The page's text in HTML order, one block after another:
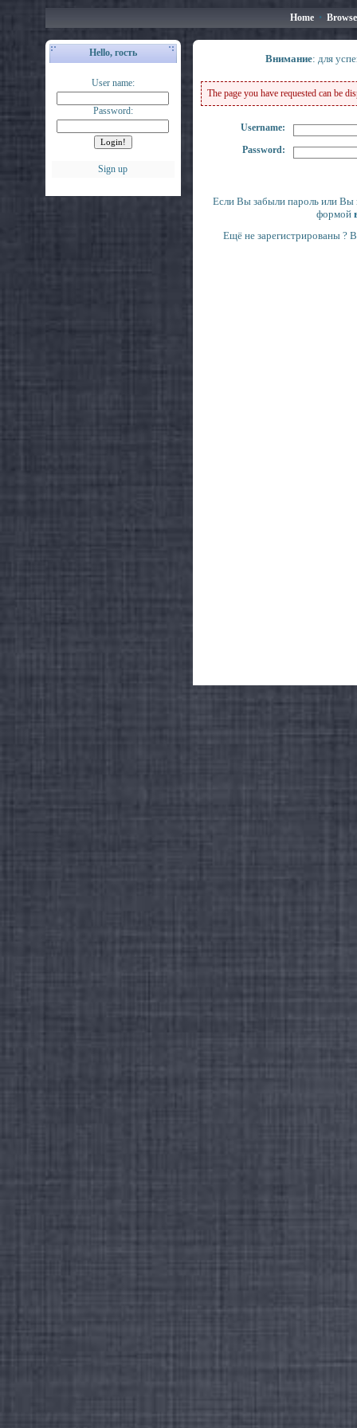
Home • Browse
Hello, гость
User name:
Password:
Sign up
Внимание: для
The page you have requested can be
Username:
Password:
Если Вы забыли пароль или Вы
формой
Ещё не зарегистрированы ?